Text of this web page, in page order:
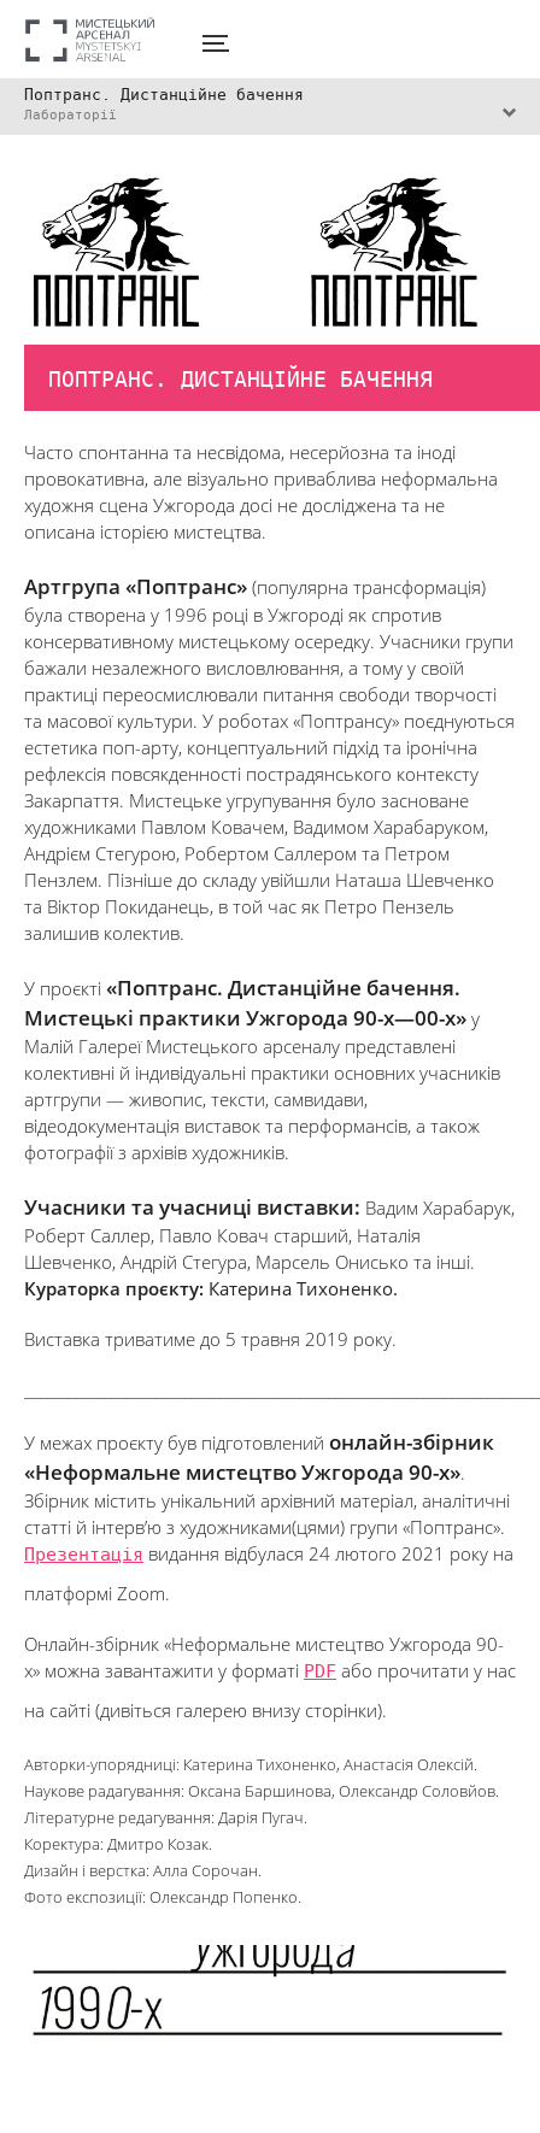
Поптранс. Дистанційне бачення
Лабораторії
ПОПТРАНС. ДИСТАНЦІЙНЕ БАЧЕННЯ
Часто спонтанна та несвідома, несерйозна та іноді
провокативна, але візуально приваблива неформальна
художня сцена Ужгорода досі не досліджена та не
описана історією мистецтва.
Артгрупа «Поптранс» (популярна трансформація)
була створена у 1996 році в Ужгороді як спротив
консервативному мистецькому осередку. Учасники групи
бажали незалежного висловлювання, а тому у своїй
практиці переосмислювали питання свободи творчості
та масової культури. У роботах «Поптрансу» поєднуються
естетика поп-арту, концептуальний підхід та іронічна
рефлексія повсякденності пострадянського контексту
Закарпаття. Мистецьке угрупування було засноване
художниками Павлом Ковачем, Вадимом Харабаруком,
Андрієм Стегурою, Робертом Саллером та Петром
Пензлем. Пізніше до складу увійшли Наташа Шевченко
та Віктор Покиданець, в той час як Петро Пензель
залишив колектив.
У проєкті «Поптранс. Дистанційне бачення.
Мистецькі практики Ужгорода 90-х—00-х» у
Малій Галереї Мистецького арсеналу представлені
колективні й індивідуальні практики основних учасників
артгрупи — живопис, тексти, самвидави,
відеодокументація виставок та перформансів, а також
фотографії з архівів художників.
Учасники та учасниці виставки: Вадим Харабарук,
Роберт Саллер, Павло Ковач старший, Наталія
Шевченко, Андрій Стегура, Марсель Онисько та інші.
Кураторка проєкту: Катерина Тихоненко.
Виставка триватиме до 5 травня 2019 року.
У межах проєкту був підготовлений онлайн-збірник
«Неформальне мистецтво Ужгорода 90-х».
Збірник містить унікальний архівний матеріал, аналітичні
статті й інтерв’ю з художниками(цями) групи «Поптранс».
Презентація видання відбулася 24 лютого 2021 року на
платформі Zoom.
Онлайн-збірник «Неформальне мистецтво Ужгорода 90-
х» можна завантажити у форматі PDF або прочитати у нас
на сайті (дивіться галерею внизу сторінки).
Авторки-упорядниці: Катерина Тихоненко, Анастасія Олексій.
Наукове радагування: Оксана Баршинова, Олександр Соловйов.
Літературне редагування: Дарія Пугач.
Коректура: Дмитро Козак.
Дизайн і верстка: Алла Сорочан.
Фото експозиції: Олександр Попенко.